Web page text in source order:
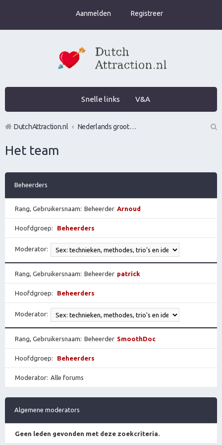
Aanmelden Registreer
Snelle links V&A
DutchAttraction.nl
Nederlands grootste Dutch Attraction, Lifestyle, Vrouwen versieren en Pick-Up (PUA) Forum
k
Het team
Beheerders
Rang, Gebruikersnaam Beheerder Arnoud
Hoofdgroep Beheerders
Moderator
Rang, Gebruikersnaam Beheerder patrick
Hoofdgroep Beheerders
Moderator
Rang, Gebruikersnaam Beheerder SmoothDoc
Hoofdgroep Beheerders
Moderator Alle forums
Algemene moderators
Geen leden gevonden met deze zoekcriteria.